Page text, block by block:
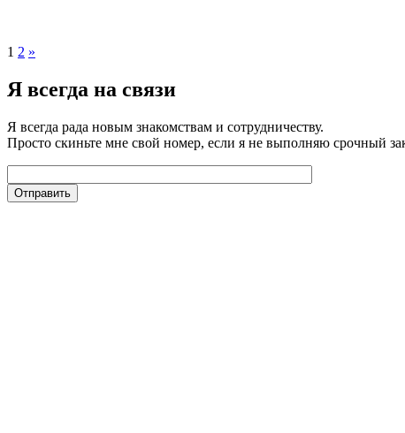
1 2 »
Я всегда на связи
Я всегда рада новым знакомствам и сотрудничеству.
Просто скиньте мне свой номер, если я не выполняю срочный